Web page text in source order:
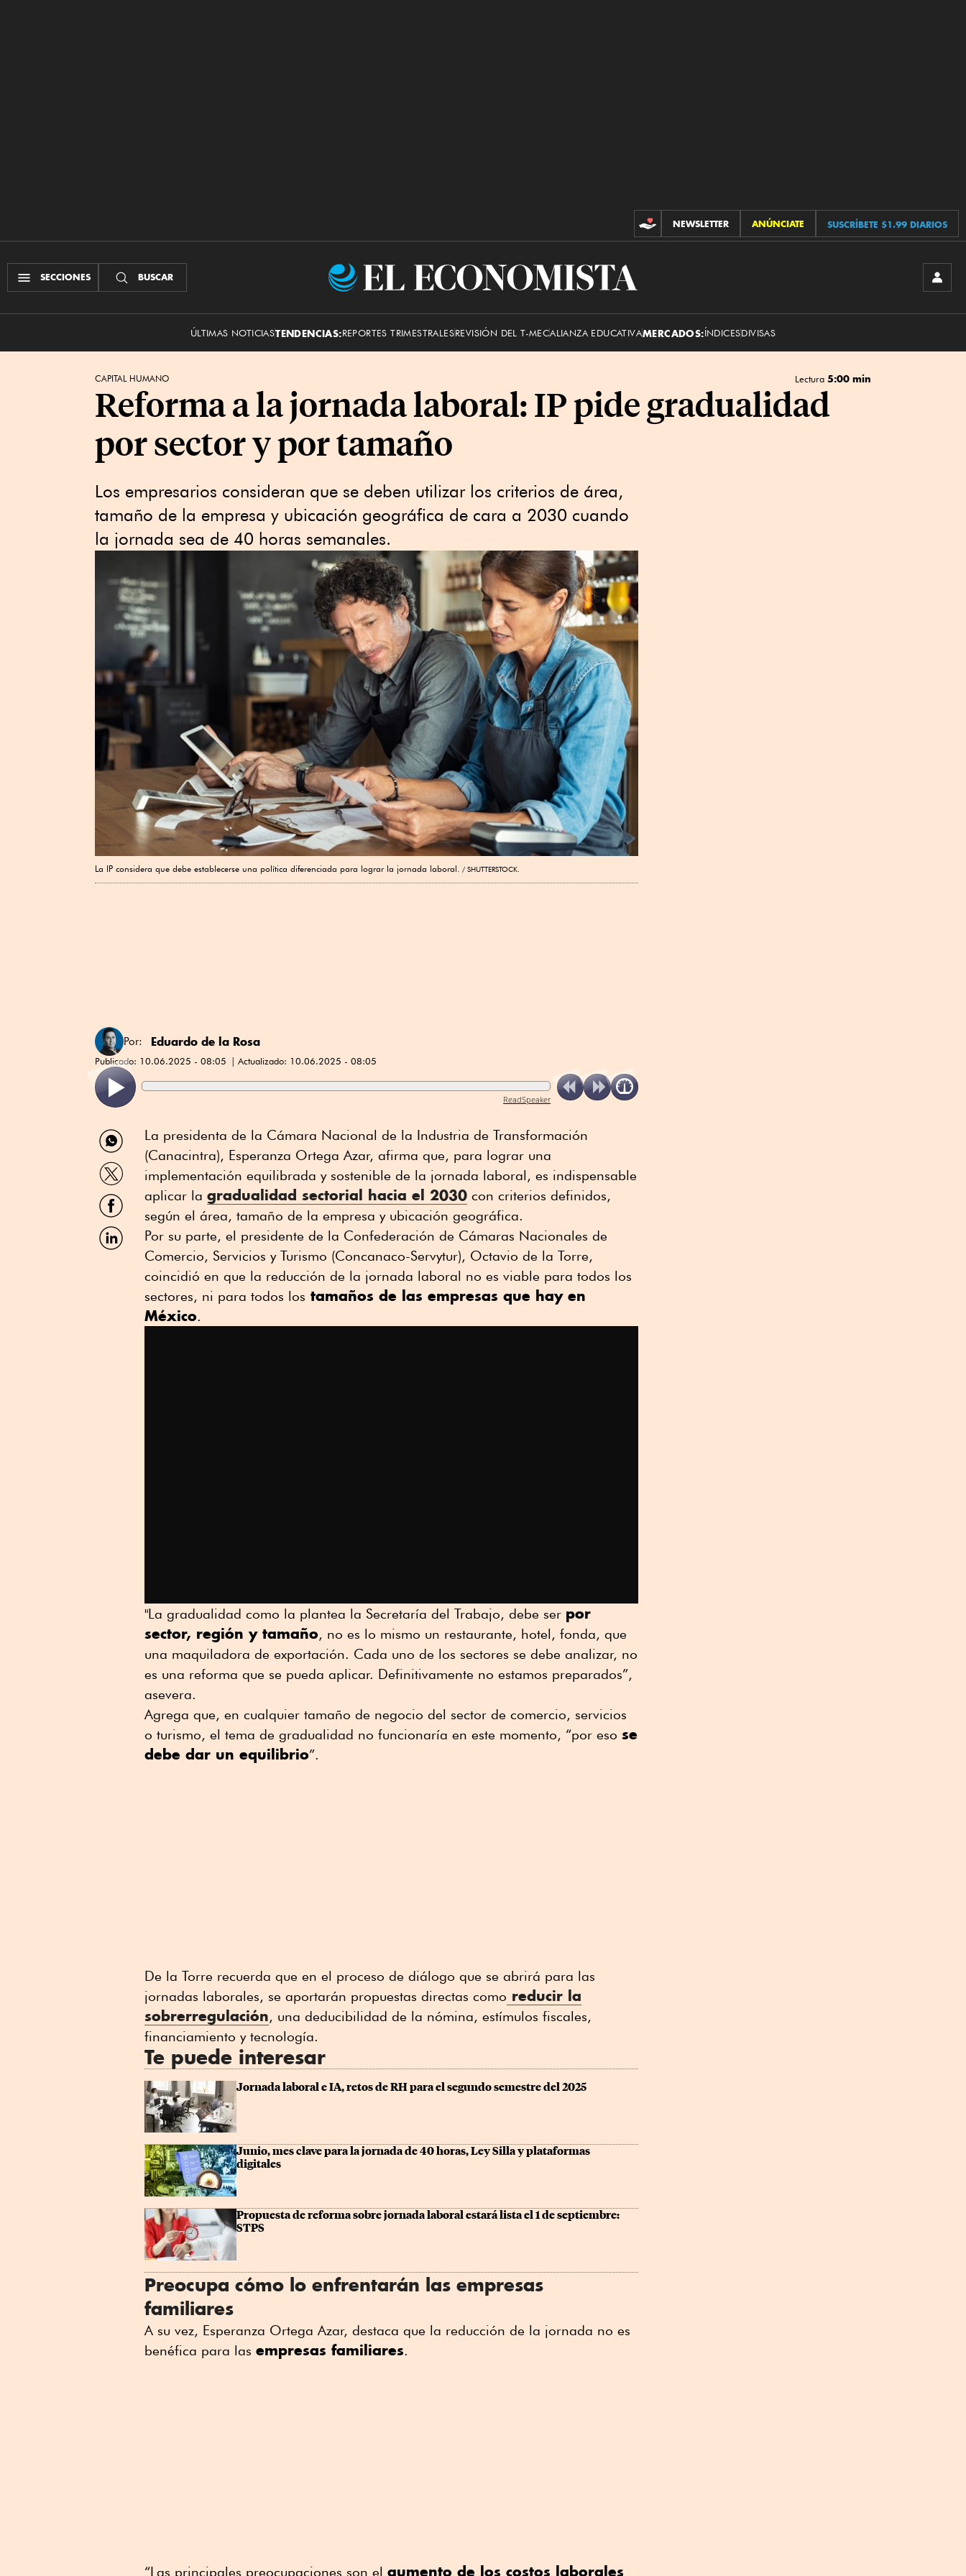
CONTRIBUCIONES
NEWSLETTER ANÚNCIATE SUSCRÍBETE $1.99 DIARIOS
SECCIONES BUSCAR
El
ÚLTIMAS NOTICIASTENDENCIAS:REPORTES TRIMESTRALESREVISIÓN DEL T-MECALIANZA EDUCATIVAMERCADOS:ÍNDICESDIVISAS
CAPITAL HUMANO Lectura 5:00 min
Reforma a la jornada laboral: IP pide gradualidad
por sector y por tamaño
Los empresarios consideran que se deben utilizar los criterios de área,
tamaño de la empresa y ubicación geográfica de cara a 2030 cuando
la jornada sea de 40 horas semanales.
La IP considera que debe establecerse una política diferenciada para lograr la jornada laboral. SHUTTERSTOCK.
Por: Eduardo de la Rosa
Publicado: 10.06.2025 - 08:05 Actualizado: 10.06.2025 - 08:05
ReadSpeaker
Compartir
por
WhatsApp
Compartir
por
Twitter
Compartir
por
Facebook
Compartir
por
La presidenta de la Cámara Nacional de la Industria de Transformación
(Canacintra), Esperanza Ortega Azar, afirma que, para lograr una
implementación equilibrada y sostenible de la jornada laboral, es indispensable
aplicar la gradualidad sectorial hacia el 2030 con criterios definidos,
según el área, tamaño de la empresa y ubicación geográfica.
Por su parte, el presidente de la Confederación de Cámaras Nacionales de
Comercio, Servicios y Turismo (Concanaco-Servytur), Octavio de la Torre,
coincidió en que la reducción de la jornada laboral no es viable para todos los
sectores, ni para todos los tamaños de las empresas que hay en
México.
"La gradualidad como la plantea la Secretaría del Trabajo, debe ser por
sector, región y tamaño, no es lo mismo un restaurante, hotel, fonda, que
una maquiladora de exportación. Cada uno de los sectores se debe analizar, no
es una reforma que se pueda aplicar. Definitivamente no estamos preparados”,
asevera.
Agrega que, en cualquier tamaño de negocio del sector de comercio, servicios
o turismo, el tema de gradualidad no funcionaría en este momento, “por eso se
debe dar un equilibrio”.
De la Torre recuerda que en el proceso de diálogo que se abrirá para las
jornadas laborales, se aportarán propuestas directas como reducir la
sobrerregulación, una deducibilidad de la nómina, estímulos fiscales,
financiamiento y tecnología.
Te puede interesar
Jornada laboral e IA, retos de RH para el segundo semestre del 2025
Junio, mes clave para la jornada de 40 horas, Ley Silla y plataformas
digitales
Propuesta de reforma sobre jornada laboral estará lista el 1 de septiembre:
STPS
Preocupa cómo lo enfrentarán las empresas
familiares
A su vez, Esperanza Ortega Azar, destaca que la reducción de la jornada no es
benéfica para las empresas familiares.
“Las principales preocupaciones son el aumento de los costos laborales